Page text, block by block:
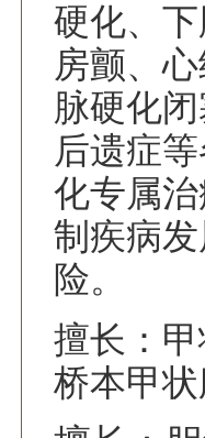
硬化、
房颤、
脉硬化
后遗症
化专属
制疾病
险。
擅长：
桥本甲